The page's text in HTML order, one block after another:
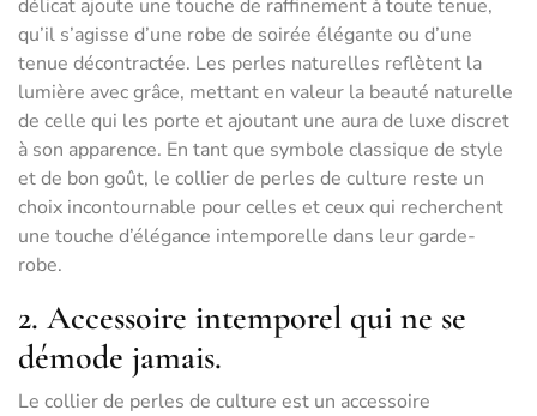
délicat ajoute une touche de raffinement à toute tenue,
qu’il s’agisse d’une robe de soirée élégante ou d’une
tenue décontractée. Les perles naturelles reflètent la
lumière avec grâce, mettant en valeur la beauté naturelle
de celle qui les porte et ajoutant une aura de luxe discret
à son apparence. En tant que symbole classique de style
et de bon goût, le collier de perles de culture reste un
choix incontournable pour celles et ceux qui recherchent
une touche d’élégance intemporelle dans leur garde-
robe.
2. Accessoire intemporel qui ne se
démode jamais.
Le collier de perles de culture est un accessoire